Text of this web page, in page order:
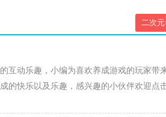
二次
互动乐趣，小编为喜欢养成游戏的玩家带
的快乐以及乐趣，感兴趣的小伙伴欢迎点